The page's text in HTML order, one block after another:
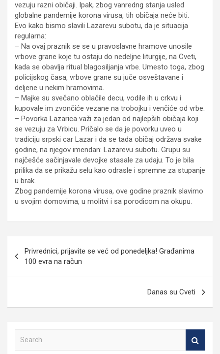
vezuju razni običaji. Ipak, zbog vanredng stanja usled
globalne pandemije korona virusa, tih običaja neće biti.
Evo kako bismo slavili Lazarevu subotu, da je situacija
regularna:
– Na ovaj praznik se se u pravoslavne hramove unosile
vrbove grane koje tu ostaju do nedeljne liturgije, na Cveti,
kada se obavlja ritual blagosiljanja vrbe. Umesto toga, zbog
policijskog časa, vrbove grane su juče osveštavane i
deljene u nekim hramovima.
– Majke su svečano oblačile decu, vodile ih u crkvu i
kupovale im zvončiće vezane na trobojku i venčiće od vrbe.
– Povorka Lazarica važi za jedan od najlepših običaja koji
se vezuju za Vrbicu. Pričalo se da je povorku uveo u
tradiciju srpski car Lazar i da se tada običaj održava svake
godine, na njegov imendan: Lazarevu subotu. Grupu su
najčešće sačinjavale devojke stasale za udaju. To je bila
prilika da se prikažu selu kao odrasle i spremne za stupanje
u brak.
Zbog pandemije korona virusa, ove godine praznik slavimo
u svojim domovima, u molitvi i sa porodicom na okupu.
чланка
Privrednici, prijavite se već od ponedeljka! Građanima
100 evra na račun
Danas su Cveti